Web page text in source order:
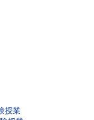
授業